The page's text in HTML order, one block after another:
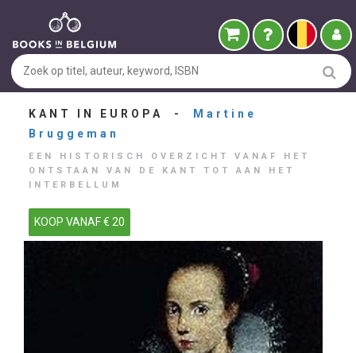
KANT IN EUROPA -
Martine
Bruggeman
EEN HISTORISCH OVERZICHT VANAF HET
ONTSTAAN VAN DE KANT TOT AAN HET
INTERBELLUM
KOOP VANAF € 20